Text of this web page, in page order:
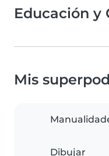
Educación y
Mis
Dibujar